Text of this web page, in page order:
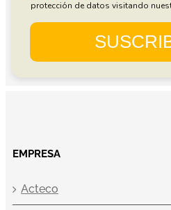
EMPRESA
Acteco